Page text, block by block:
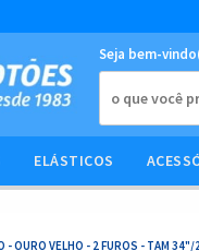
Seja bem-
ELÁSTICOS
- OURO VELHO - 2 FUROS - TAM